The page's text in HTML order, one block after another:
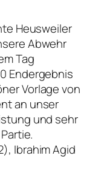
Heusweiler
Abwehr
Tag
Endergebnis
Vorlage von
an unser
und sehr
Ibrahim Agid